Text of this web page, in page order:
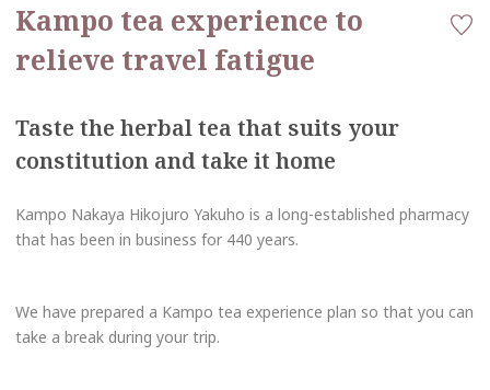
Kampo tea experience to
relieve travel fatigue
Taste the herbal tea that suits your
constitution and take it home
Kampo Nakaya Hikojuro Yakuho is a long-established pharmacy
that has been in business for 440 years.
We have prepared a Kampo tea experience plan so that you can
take a break during your trip.